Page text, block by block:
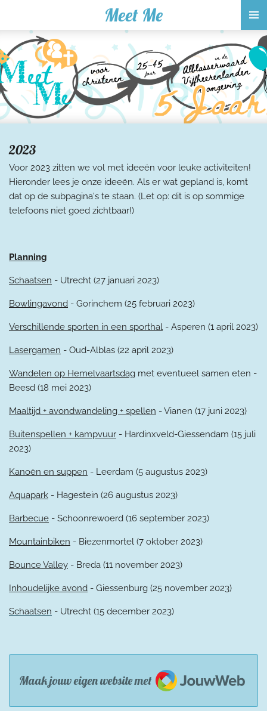
naar
de
hoofdinhoud
Meet Me
2023
Voor 2023 zitten we vol met ideeën voor leuke activiteiten!
Hieronder lees je onze ideeën. Als er wat gepland is, komt
dat op de subpagina's te staan. (Let op: dit is op sommige
telefoons niet goed zichtbaar!)
Planning
Schaatsen - Utrecht (27 januari 2023)
Bowlingavond - Gorinchem (25 februari 2023)
Verschillende sporten in een sporthal - Asperen (1 april 2023)
Lasergamen - Oud-Alblas (22 april 2023)
Wandelen op Hemelvaartsdag met eventueel samen eten -
Beesd (18 mei 2023)
Maaltijd + avondwandeling + spellen - Vianen (17 juni 2023)
Buitenspellen + kampvuur - Hardinxveld-Giessendam (15 juli
2023)
Kanoën en suppen - Leerdam (5 augustus 2023)
Aquapark - Hagestein (26 augustus 2023)
Barbecue - Schoonrewoerd (16 september 2023)
Mountainbiken - Biezenmortel (7 oktober 2023)
Bounce Valley - Breda (11 november 2023)
Inhoudelijke avond - Giessenburg (25 november 2023)
Schaatsen - Utrecht (15 december 2023)
Maak jouw eigen website met
JouwWeb